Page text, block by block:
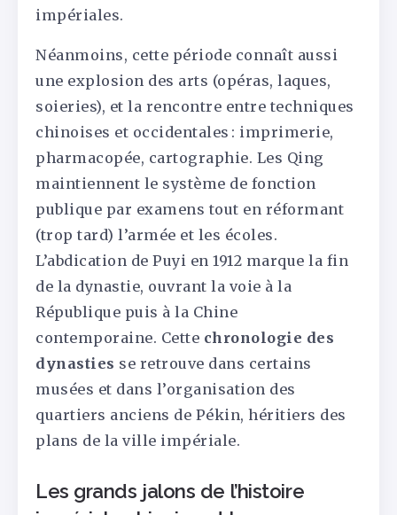
impériales.
Néanmoins, cette période connaît aussi
une explosion des arts (opéras, laques,
soieries), et la rencontre entre techniques
chinoises et occidentales : imprimerie,
pharmacopée, cartographie. Les Qing
maintiennent le système de fonction
publique par examens tout en réformant
(trop tard) l’armée et les écoles.
L’abdication de Puyi en 1912 marque la fin
de la dynastie, ouvrant la voie à la
République puis à la Chine
contemporaine. Cette chronologie des
dynasties se retrouve dans certains
musées et dans l’organisation des
quartiers anciens de Pékin, héritiers des
plans de la ville impériale.
Les grands jalons de l’histoire